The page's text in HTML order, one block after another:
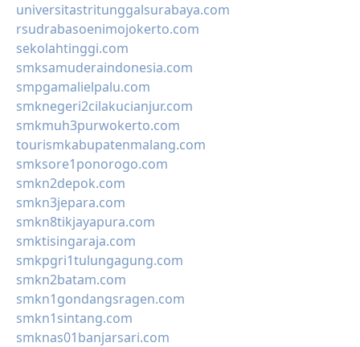
universitastritunggalsurabaya.com
rsudrabasoenimojokerto.com
sekolahtinggi.com
smksamuderaindonesia.com
smpgamalielpalu.com
smknegeri2cilakucianjur.com
smkmuh3purwokerto.com
tourismkabupatenmalang.com
smksore1ponorogo.com
smkn2depok.com
smkn3jepara.com
smkn8tikjayapura.com
smktisingaraja.com
smkpgri1tulungagung.com
smkn2batam.com
smkn1gondangsragen.com
smkn1sintang.com
smknas01banjarsari.com